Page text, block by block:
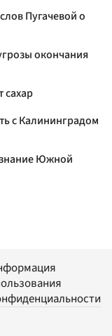
Пугачевой о
окончания
сахар
с Калининградом
Южной